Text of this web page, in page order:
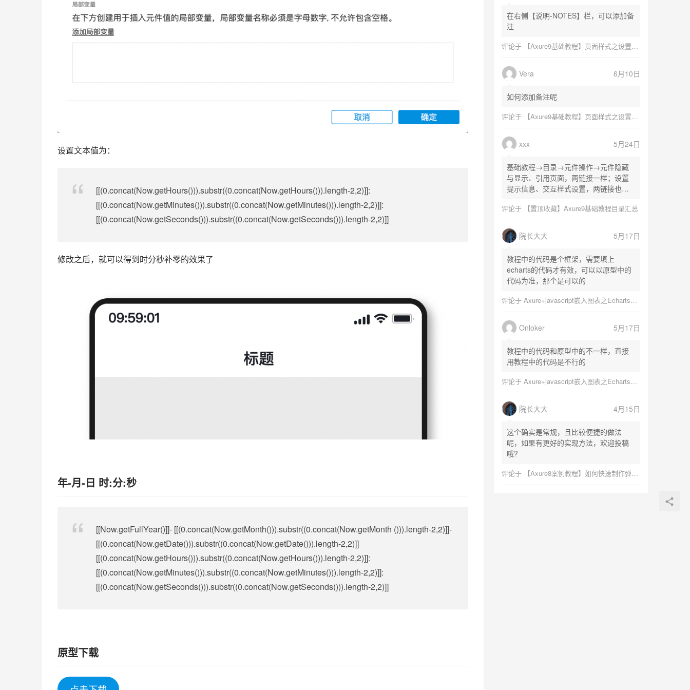
设置文本值为：
[[(0.concat(Now.getHours())).substr((0.concat(Now.getHours())).length-2,2)]]:
[[(0.concat(Now.getMinutes())).substr((0.concat(Now.getMinutes())).length-2,2)]]:
[[(0.concat(Now.getSeconds())).substr((0.concat(Now.getSeconds())).length-2,2)]]
修改之后，就可以得到时分秒补零的效果了
年-月-日 时:分:秒
[[Now.getFullYear()]]- [[(0.concat(Now.getMonth())).substr((0.concat(Now.getMonth ())).length-2,2)]]-
[[(0.concat(Now.getDate())).substr((0.concat(Now.getDate())).length-2,2)]]
[[(0.concat(Now.getHours())).substr((0.concat(Now.getHours())).length-2,2)]]:
[[(0.concat(Now.getMinutes())).substr((0.concat(Now.getMinutes())).length-2,2)]]:
[[(0.concat(Now.getSeconds())).substr((0.concat(Now.getSeconds())).length-2,2)]]
原型下载
在右侧【说明-NOTES】栏，可以添加备
注
评论于 【Axure9基础教程】页面样式之设置页面尺寸
Vera 6月10日
如何添加备注呢
评论于 【Axure9基础教程】页面样式之设置页面尺寸
xxx 5月24日
基础教程→目录→元件操作→元件隐藏
与显示、引用页面，两链接一样；设置
提示信息、交互样式设置，两链接也一
评论于 【置顶收藏】Axure9基础教程目录汇总
院长大大 5月17日
教程中的代码是个框架，需要填上
echarts的代码才有效，可以以原型中的
代码为准，那个是可以的
评论于 Axure+javascript嵌入图表之Echarts图表
Onloker 5月17日
教程中的代码和原型中的不一样，直接
用教程中的代码是不行的
评论于 Axure+javascript嵌入图表之Echarts图表
院长大大 4月15日
这个确实是常规，且比较便捷的做法
呢，如果有更好的实现方法，欢迎投稿
哦?
评论于 【Axure8案例教程】如何快速制作弹出框，简单易学